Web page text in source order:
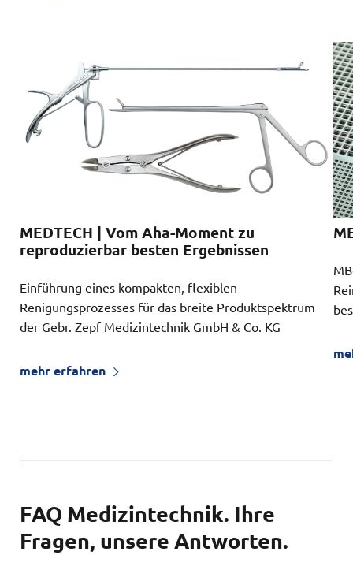
MEDTECH | Vom Aha-Moment zu
reproduzierbar besten Ergebnissen
Einführung eines kompakten, flexiblen
Renigungsprozesses für das breite Produktspektrum
der Gebr. Zepf Medizintechnik GmbH & Co. KG
mehr erfahren
FAQ Medizintechnik. Ihre
Fragen, unsere Antworten.